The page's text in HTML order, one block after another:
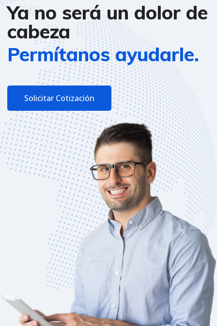
Ya no será un dolor de
cabeza
Permítanos ayudarle.
Solicitar Cotización